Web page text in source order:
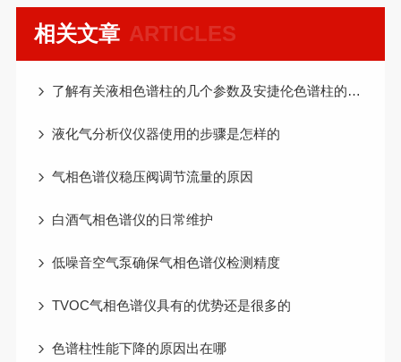
ARTICLES
相关文章
了解有关液相色谱柱的几个参数及安捷伦色谱柱的分类和应用范围
液化气分析仪仪器使用的步骤是怎样的
气相色谱仪稳压阀调节流量的原因
白酒气相色谱仪的日常维护
低噪音空气泵确保气相色谱仪检测精度
TVOC气相色谱仪具有的优势还是很多的
色谱柱性能下降的原因出在哪